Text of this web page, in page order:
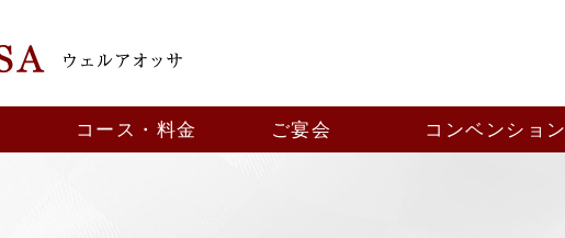
コース・料金 ご宴会 コンベンション